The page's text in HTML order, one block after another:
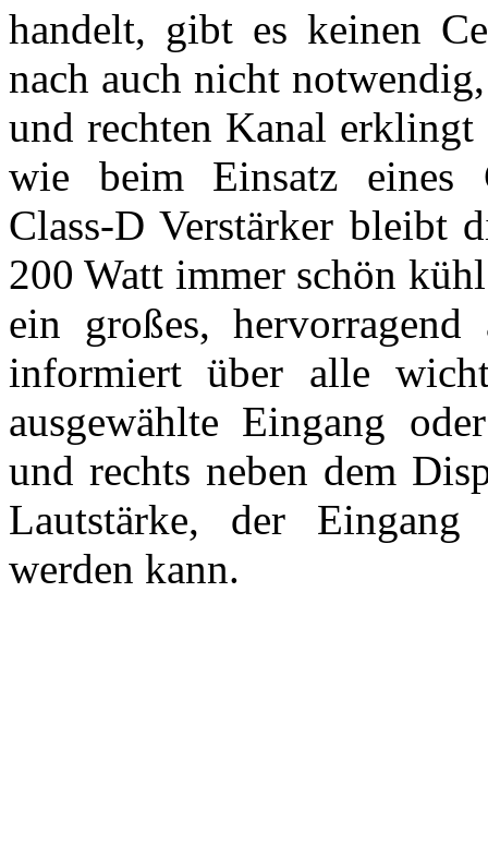
handelt, gibt es keinen
nach auch nicht
und rechten Kanal erklingt
wie beim Einsatz eines
Class-D Verstärker bleibt
200 Watt immer schön
ein großes, hervorragend
informiert über alle
ausgewählte Eingang
und rechts neben dem
Lautstärke, der
werden kann.